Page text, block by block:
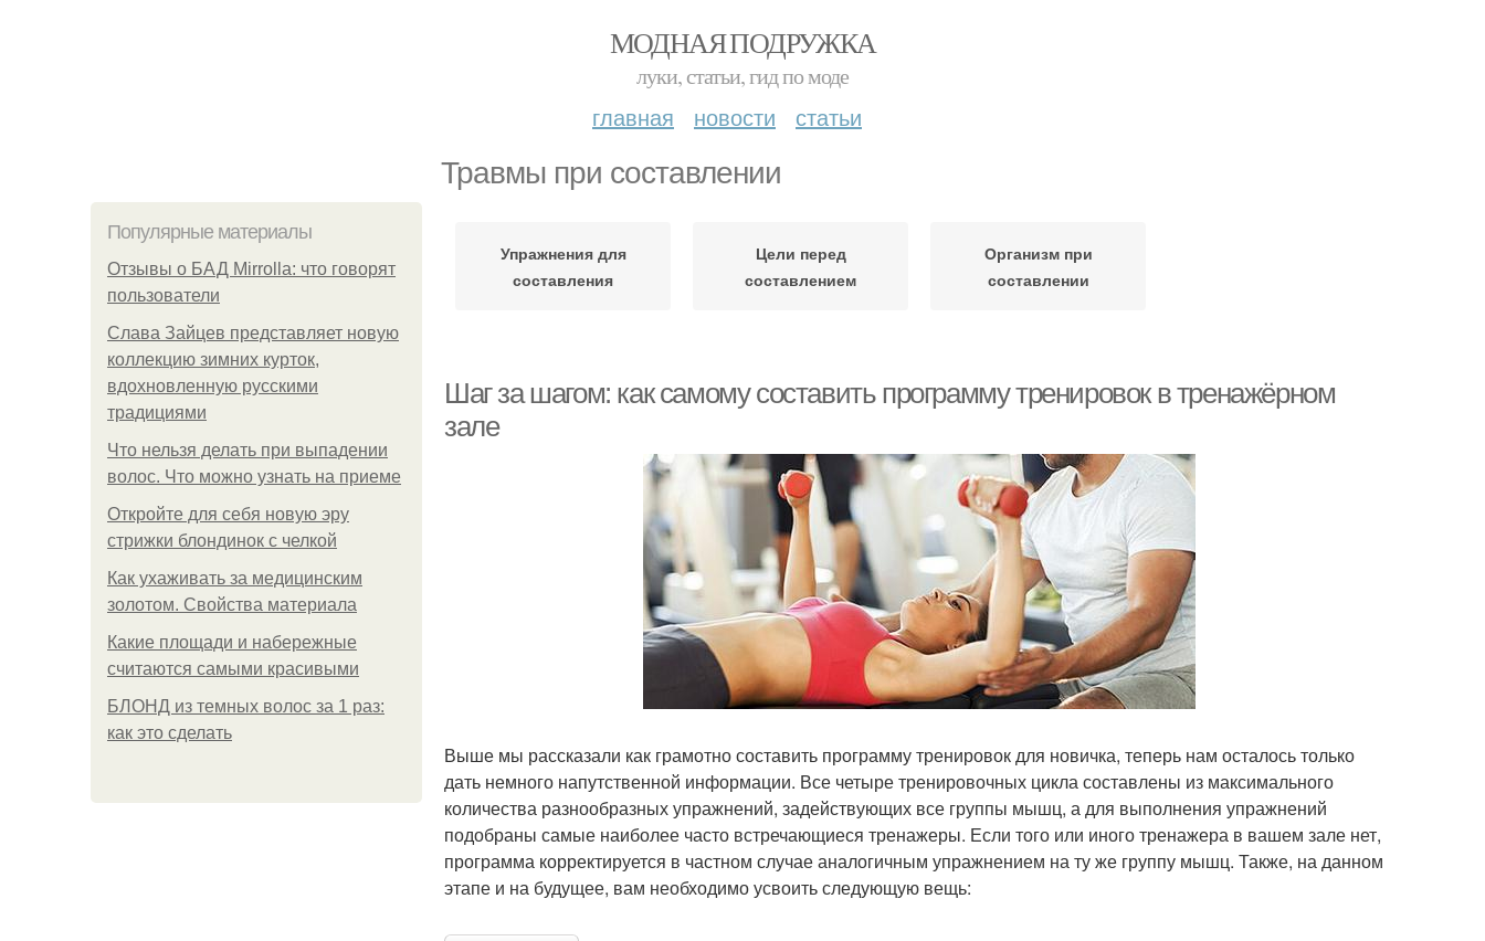
МОДНАЯ ПОДРУЖКА
луки, статьи, гид по моде
главная новости статьи
Травмы при составлении
Популярные материалы
Отзывы о БАД Mirrolla: что говорят
пользователи
Слава Зайцев представляет новую
коллекцию зимних курток,
вдохновленную русскими
традициями
Что нельзя делать при выпадении
волос. Что можно узнать на приеме
Откройте для себя новую эру
стрижки блондинок с челкой
Как ухаживать за медицинским
золотом. Свойства материала
Какие площади и набережные
считаются самыми красивыми
БЛОНД из темных волос за 1 раз:
как это сделать
Упражнения для
составления
Цели перед
составлением
Организм при
составлении
Шаг за шагом: как самому составить программу тренировок в тренажёрном
зале
Выше мы рассказали как грамотно составить программу тренировок для новичка, теперь нам осталось только
дать немного напутственной информации. Все четыре тренировочных цикла составлены из максимального
количества разнообразных упражнений, задействующих все группы мышц, а для выполнения упражнений
подобраны самые наиболее часто встречающиеся тренажеры. Если того или иного тренажера в вашем зале нет,
программа корректируется в частном случае аналогичным упражнением на ту же группу мышц. Также, на данном
этапе и на будущее, вам необходимо усвоить следующую вещь: